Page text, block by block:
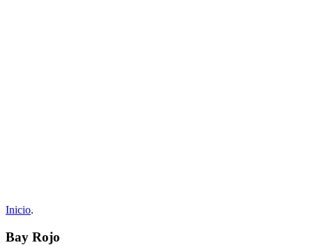
Inicio.
Bay Rojo